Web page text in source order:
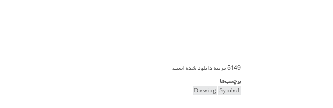
5149 مرتبه دانلود شده است.
برچسب‌ها
Symbol
Drawing